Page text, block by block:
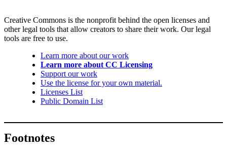
Creative Commons is the nonprofit behind the open licenses and
other legal tools that allow creators to share their work. Our legal
tools are free to use.
Learn more about our work
Learn more about CC Licensing
Support our work
Use the license for your own material.
Licenses List
Public Domain List
Footnotes